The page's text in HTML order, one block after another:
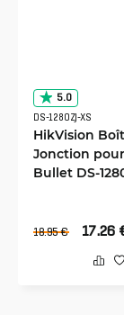
5.0
DS-1280ZJ-XS
HikVision
Jonction
Bullet DS-
18.95 € 17.26